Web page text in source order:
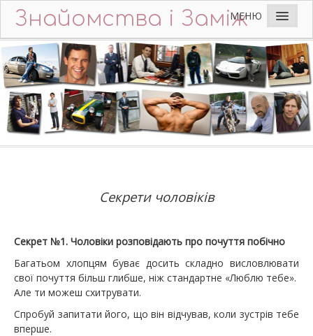
Знайомства і Заміж
МЕНЮ
Головна
Додати анкету
Що пишуть чоловіки
Ідеальний чоловік
Питання та відповіді
Секрети чоловіків
Секрет №1. Чоловіки розповідають про почуття побічно
Багатьом хлопцям буває досить складно висловлювати
свої почуття більш глибше, ніж стандартне «Люблю тебе».
Але ти можеш схитрувати.
Спробуй запитати його, що він відчував, коли зустрів тебе
вперше.